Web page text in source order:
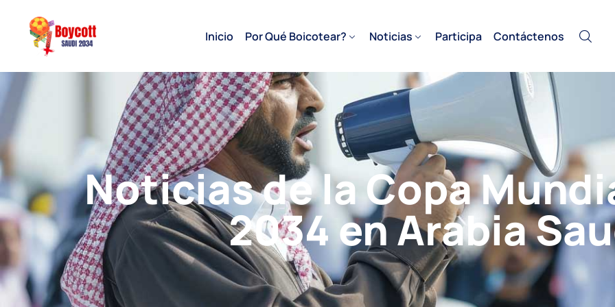
Inicio Por Qué Boicotear? Noticias Participa Contáctenos
Noticias de la Copa
2034 en Arabia